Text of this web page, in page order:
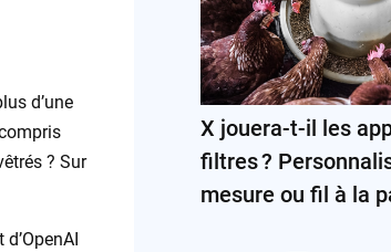
d’une
? Sur
X jouera-t-il les
filtres ?
mesure ou fil à la